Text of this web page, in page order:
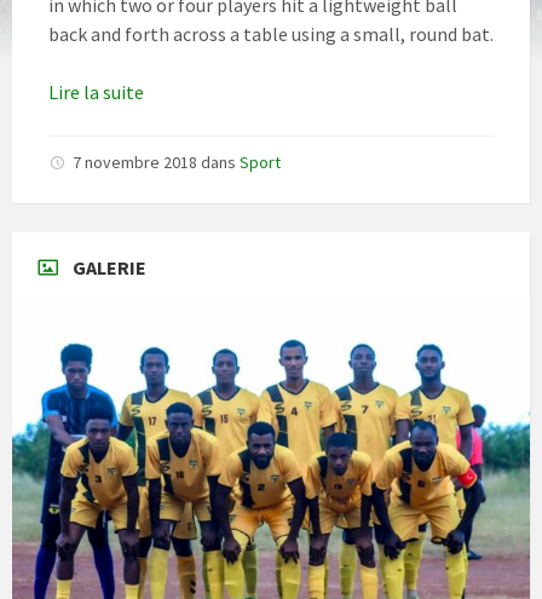
back and forth across a table using a small, round bat.
Lire la suite
7 novembre 2018 dans Sport
GALERIE